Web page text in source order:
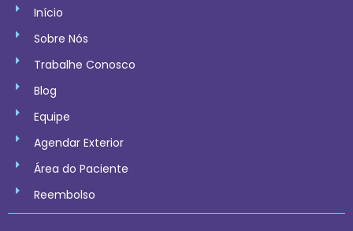
Início
Sobre Nós
Trabalhe Conosco
Blog
Equipe
Agendar Exterior
Área do Paciente
Reembolso